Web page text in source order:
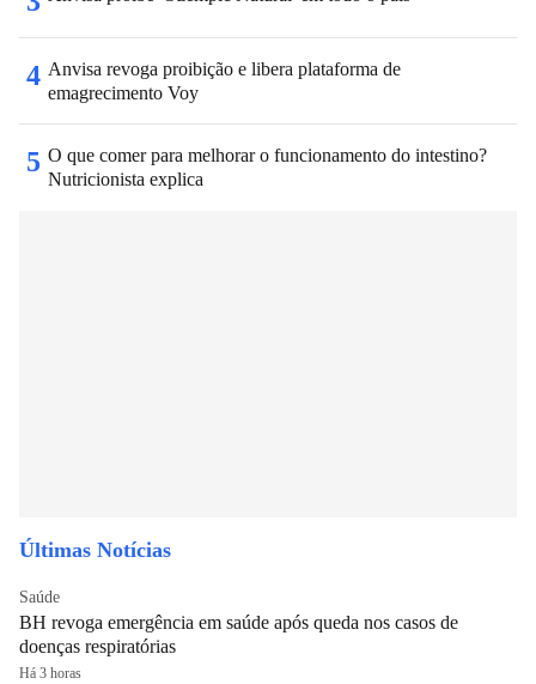
4 Anvisa revoga proibição e libera plataforma de
emagrecimento Voy
5 O que comer para melhorar o funcionamento do intestino?
Nutricionista explica
Últimas Notícias
Saúde
BH revoga emergência em saúde após queda nos casos de
doenças respiratórias
Há 3 horas